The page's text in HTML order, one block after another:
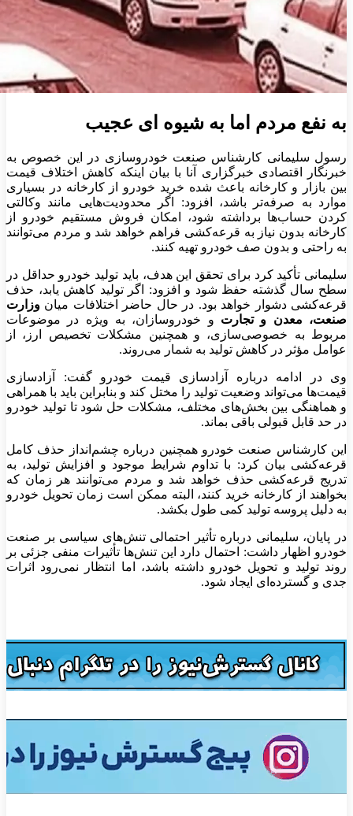
به نفع مردم اما به شیوه ای عجیب
رسول سلیمانی کارشناس صنعت خودروسازی در این خصوص به
خبرنگار اقتصادی خبرگزاری آنا با بیان اینکه کاهش اختلاف قیمت
بین بازار و کارخانه باعث شده خرید خودرو از کارخانه در بسیاری
موارد به صرفه‌تر باشد، افزود: اگر محدودیت‌هایی مانند وکالتی
کردن حساب‌ها برداشته شود، امکان فروش مستقیم خودرو از
کارخانه بدون نیاز به قرعه‌کشی فراهم خواهد شد و مردم می‌توانند
به راحتی و بدون صف خودرو تهیه کنند.
سلیمانی تأکید کرد برای تحقق این هدف، باید تولید خودرو حداقل در
سطح سال گذشته حفظ شود و افزود: اگر تولید کاهش یابد، حذف
قرعه‌کشی دشوار خواهد بود. در حال حاضر اختلافات میان وزارت
صنعت، معدن و تجارت و خودروسازان، به ویژه در موضوعات
مربوط به خصوصی‌سازی، و همچنین مشکلات تخصیص ارز، از
عوامل مؤثر در کاهش تولید به شمار می‌روند.
وی در ادامه درباره آزادسازی قیمت خودرو گفت: آزادسازی
قیمت‌ها می‌تواند وضعیت تولید را مختل کند و بنابراین باید با همراهی
و هماهنگی بین بخش‌های مختلف، مشکلات حل شود تا تولید خودرو
در حد قابل قبولی باقی بماند.
این کارشناس صنعت خودرو همچنین درباره چشم‌انداز حذف کامل
قرعه‌کشی بیان کرد: با تداوم شرایط موجود و افزایش تولید، به
تدریج قرعه‌کشی حذف خواهد شد و مردم می‌توانند هر زمان که
بخواهند از کارخانه خرید کنند، البته ممکن است زمان تحویل خودرو
به دلیل پروسه تولید کمی طول بکشد.
در پایان، سلیمانی درباره تأثیر احتمالی تنش‌های سیاسی بر صنعت
خودرو اظهار داشت: احتمال دارد این تنش‌ها تأثیرات منفی جزئی بر
روند تولید و تحویل خودرو داشته باشد، اما انتظار نمی‌رود اثرات
جدی و گسترده‌ای ایجاد شود.